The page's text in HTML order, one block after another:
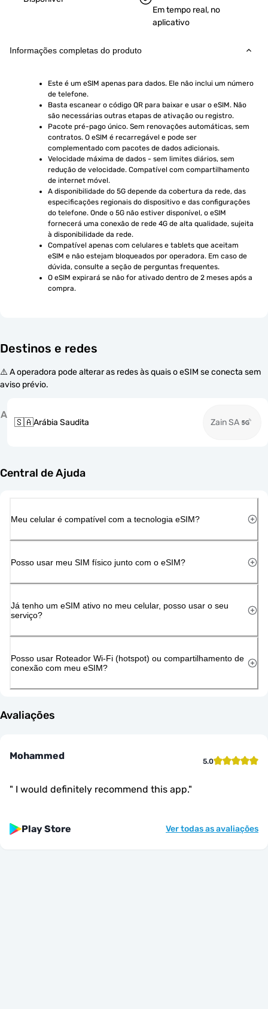
Em tempo real, no
aplicativo
Informações completas do produto
Este é um eSIM apenas para dados. Ele não inclui um número
de telefone.
Basta escanear o código QR para baixar e usar o eSIM. Não
são necessárias outras etapas de ativação ou registro.
Pacote pré-pago único. Sem renovações automáticas, sem
contratos. O eSIM é recarregável e pode ser
complementado com pacotes de dados adicionais.
Velocidade máxima de dados - sem limites diários, sem
redução de velocidade. Compatível com compartilhamento
de internet móvel.
A disponibilidade do 5G depende da cobertura da rede, das
especificações regionais do dispositivo e das configurações
do telefone. Onde o 5G não estiver disponível, o eSIM
fornecerá uma conexão de rede 4G de alta qualidade, sujeita
à disponibilidade da rede.
Compatível apenas com celulares e tablets que aceitam
eSIM e não estejam bloqueados por operadora. Em caso de
dúvida, consulte a seção de perguntas frequentes.
O eSIM expirará se não for ativado dentro de 2 meses após a
compra.
Destinos e redes
⚠️ A operadora pode alterar as redes às quais o eSIM se conecta sem
aviso prévio.
A
🇸🇦Arábia Saudita Zain SA
Central de Ajuda
Meu celular é compatível com a tecnologia eSIM?
Posso usar meu SIM físico junto com o eSIM?
Já tenho um eSIM ativo no meu celular, posso usar o seu
serviço?
Posso usar Roteador Wi-Fi (hotspot) ou compartilhamento de
conexão com meu eSIM?
Avaliações
Mohammed 5.0
" I would definitely recommend this app."
Play Store Ver todas as avaliações